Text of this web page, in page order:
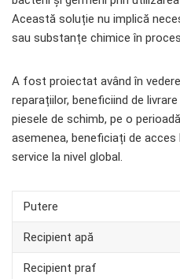
Această soluție nu implică
sau substanțe chimice în
A fost proiectat având în
reparațiilor, beneficiind de
piesele de schimb, pe o
asemenea, beneficiați de
service la nivel global.
Putere
Recipient apă
Recipient praf